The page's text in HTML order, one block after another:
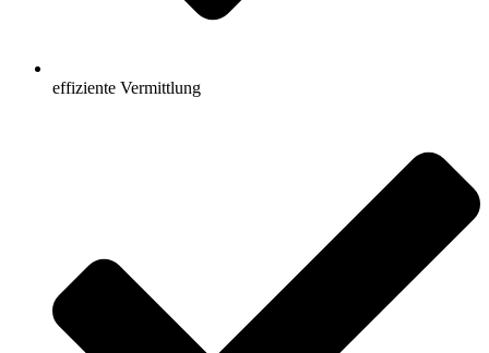
effiziente Vermittlung